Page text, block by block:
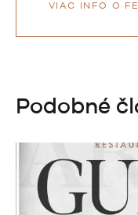
VIAC INFO O
Podobné